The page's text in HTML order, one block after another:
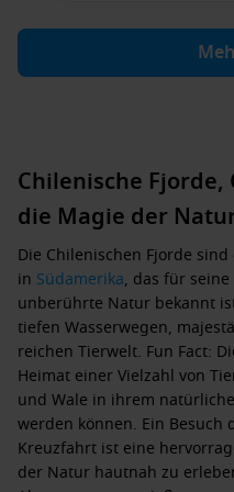
Chilenische Fjorde,
die Magie der
Die Chilenischen Fjorde
in Südamerika, das für
unberührte Natur bekannt
tiefen Wasserwegen,
reichen Tierwelt. Fun Fact:
Heimat einer Vielzahl von
und Wale in ihrem
werden können. Ein Besuch
Kreuzfahrt ist eine
der Natur hautnah zu